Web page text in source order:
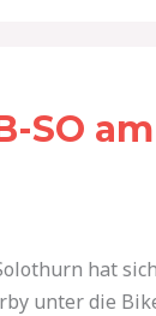
SO
hat
unter die